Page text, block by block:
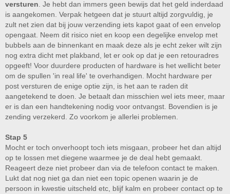
versturen . Je hebt dan immers geen bewijs dat het geld inderdaad
is aangekomen. Verpak hetgeen dat je stuurt altijd zorgvuldig, je
zult net zien dat bij jouw verzending iets kapot gaat of een envelop
opengaat. Neem dit risico niet en koop een degelijke envelop met
bubbels aan de binnenkant en maak deze als je echt zeker wilt zijn
nog extra dicht met plakband, let er ook op dat je een retouradres
opgeeft! Voor duurdere producten of hardware is het wellicht beter
om de spullen 'in real life' te overhandigen. Mocht hardware per
post versturen de enige optie zijn, is het aan te raden dit
aangetekend te doen. Je betaalt dan misschien wel iets meer, maar
er is dan een handtekening nodig voor ontvangst. Bovendien is je
zending verzekerd. Zo voorkom je allerlei problemen.
Stap 5
Mocht er toch onverhoopt toch iets misgaan, probeer het dan altijd
op te lossen met diegene waarmee je de deal hebt gemaakt.
Reageert deze niet probeer dan via de telefoon contact te maken.
Lukt dat nog niet ga dan niet een topic openen waarin je de
persoon in kwestie uitscheld etc, blijf kalm en probeer contact op te